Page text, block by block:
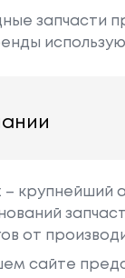
запчасти
– крупнейший
от
сайте